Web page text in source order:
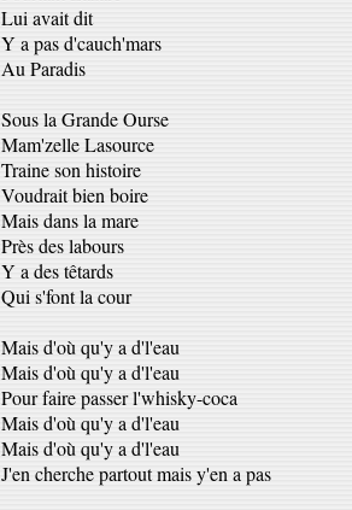
Lui avait dit
Y a pas d'cauch'mars
Au Paradis
Sous la Grande Ourse
Mam'zelle Lasource
Traine son histoire
Voudrait bien boire
Mais dans la mare
Près des labours
Y a des têtards
Qui s'font la cour
Mais d'où qu'y a d'l'eau
Mais d'où qu'y a d'l'eau
Pour faire passer l'whisky-coca
Mais d'où qu'y a d'l'eau
Mais d'où qu'y a d'l'eau
J'en cherche partout mais y'en a pas